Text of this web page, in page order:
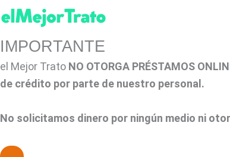
IMPORTANTE
el Mejor Trato NO OTORGA PRÉSTAMOS
de crédito por parte de nuestro personal.
No solicitamos dinero por ningún medio ni